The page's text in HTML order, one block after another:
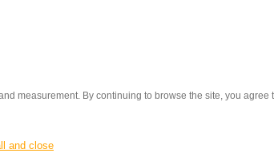
measurement. By continuing to browse the site, you agree
and close